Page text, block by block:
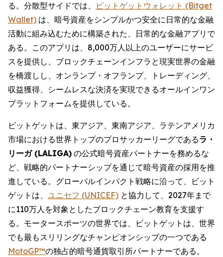
る。分散型サイドでは、
ビットゲットウォレット (Bitget
Wallet) は、暗号資産をシンプルかつ安全に日常的な金融
活動に組み込むために構築された、日常的な金融アプリで
ある。このアプリは、8,000万人以上のユーザーにサービ
スを提供し、ブロックチェーンインフラと現実世界の金融
を橋渡しし、オンランプ・オフランプ、トレーディング、
収益獲得、シームレスな決済を実現できるオールインワン
プラットフォームを提供している。
ビットゲットは、東アジア、東南アジア、ラテンアメリカ
市場における世界トップのプロサッカーリーグであるラ・
リーガ (LALIGA) の公式暗号資産パートナーを務めるな
ど、戦略的パートナーシップを通じて暗号資産の採用を推
進している。グローバルインパクト戦略に沿って、ビット
ゲットは、 ユニセフ (UNICEF) と協力して、2027年まで
に110万人を対象としたブロックチェーン教育を支援す
る。モータースポーツの世界では、ビットゲットは、世界
でも最もスリリングなチャンピオンシップの一つである
MotoGP™の独占的暗号通貨取引所パートナーである。